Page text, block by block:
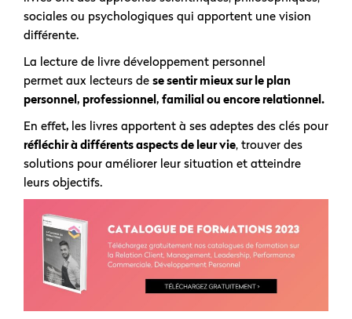
sociales ou psychologiques qui apportent une vision
différente.
La lecture de livre développement personnel
permet aux lecteurs de se sentir mieux sur le plan
personnel, professionnel, familial ou encore relationnel.
En effet, les livres apportent à ses adeptes des clés pour
réfléchir à différents aspects de leur vie, trouver des
solutions pour améliorer leur situation et atteindre
leurs objectifs.